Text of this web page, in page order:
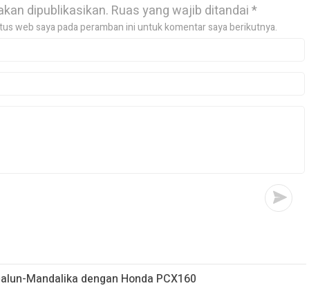
dipublikasikan. Ruas yang wajib ditandai*
web saya pada peramban ini untuk komentar saya berikutnya.
Mandalika dengan Honda PCX160